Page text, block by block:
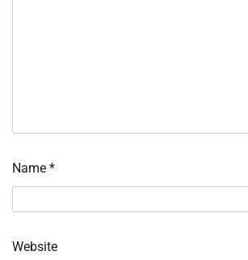
Name *
Website